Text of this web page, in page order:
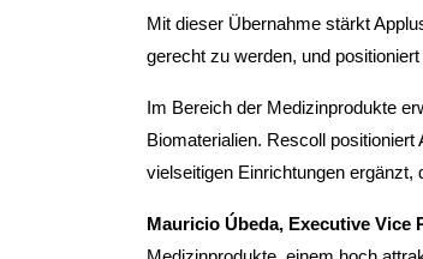
Mit dieser Übernahme stärkt
gerecht zu werden, und
Im Bereich der Medizinprodukte
Biomaterialien. Rescoll
vielseitigen Einrichtungen
Mauricio Úbeda, Executive